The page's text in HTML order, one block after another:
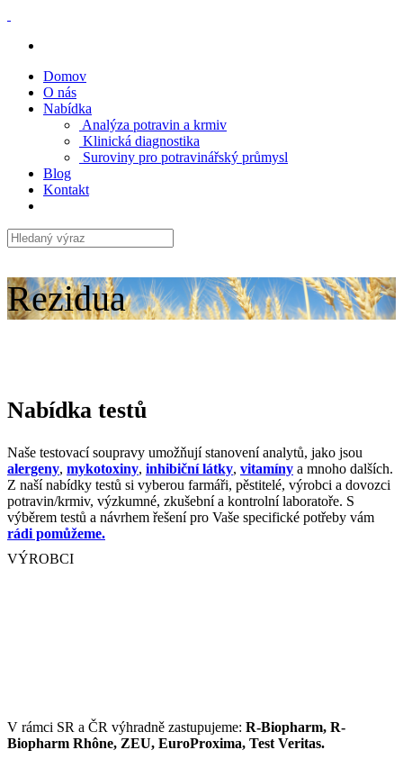
Domov
O nás
Nabídka
Analýza potravin a krmiv
Klinická diagnostika
Suroviny pro potravinářský průmysl
Blog
Kontakt
Rezidua
Nabídka testů
Naše testovací soupravy umožňují stanovení analytů, jako jsou
alergeny, mykotoxiny, inhibiční látky, vitamíny a mnoho dalších.
Z naší nabídky testů si vyberou farmáři, pěstitelé, výrobci a dovozci
potravin/krmiv, výzkumné, zkušební a kontrolní laboratoře. S
výběrem testů a návrhem řešení pro Vaše specifické potřeby vám
rádi pomůžeme.
VÝROBCI
V rámci SR a ČR výhradně zastupujeme: R-Biopharm, R-
Biopharm Rhône, ZEU, EuroProxima, Test Veritas.